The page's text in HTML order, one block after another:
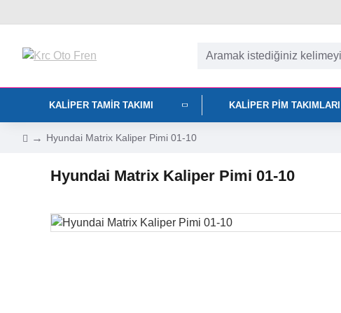
KALIPER TAMIR TAKIMI KALIPER PIM TAKIMLARI
Hyundai Matrix Kaliper Pimi 01-10
Hyundai Matrix Kaliper Pimi 01-10